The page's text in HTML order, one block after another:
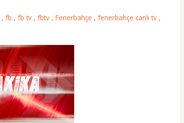
, fb , fb tv , fbtv , Fenerbahçe , fenerbahçe canlı tv ,